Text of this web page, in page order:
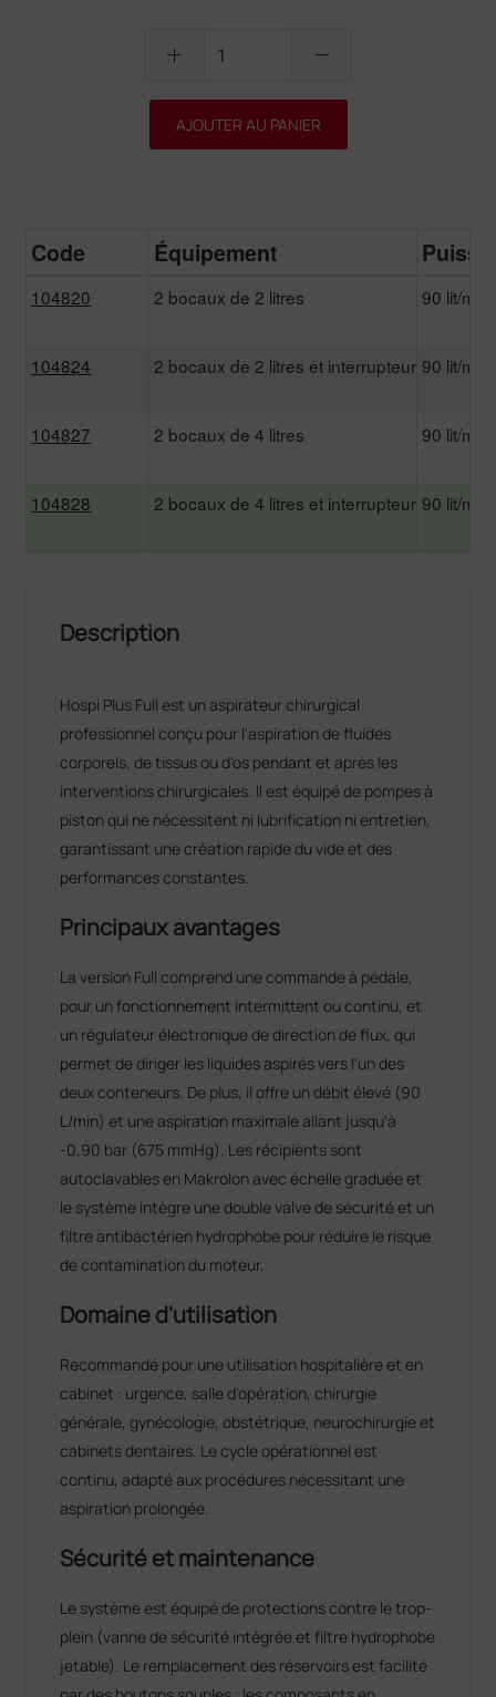
add remove
AJOUTER AU PANIER
Code Équipement
104820 2 bocaux de 2 litres 90 lit/min
104824 2 bocaux de 2 litres et interrupteur 90 lit/min
104827 2 bocaux de 4 litres 90 lit/min
104828 2 bocaux de 4 litres et interrupteur 90 lit/min
Description
Hospi Plus Full est un aspirateur chirurgical
professionnel conçu pour l'aspiration de fluides
corporels, de tissus ou d'os pendant et après les
interventions chirurgicales. Il est équipé de pompes à
piston qui ne nécessitent ni lubrification ni entretien,
garantissant une création rapide du vide et des
performances constantes.
Principaux avantages
La version Full comprend une commande à pédale,
pour un fonctionnement intermittent ou continu, et
un régulateur électronique de direction de flux, qui
permet de diriger les liquides aspirés vers l'un des
deux conteneurs. De plus, il offre un débit élevé (90
L/min) et une aspiration maximale allant jusqu'à
-0,90 bar (675 mmHg). Les récipients sont
autoclavables en Makrolon avec échelle graduée et
le système intègre une double valve de sécurité et un
filtre antibactérien hydrophobe pour réduire le risque
de contamination du moteur.
Domaine d'utilisation
Recommandé pour une utilisation hospitalière et en
cabinet : urgence, salle d'opération, chirurgie
générale, gynécologie, obstétrique, neurochirurgie et
cabinets dentaires. Le cycle opérationnel est
continu, adapté aux procédures nécessitant une
aspiration prolongée.
Sécurité et maintenance
Le système est équipé de protections contre le trop-
plein (vanne de sécurité intégrée et filtre hydrophobe
jetable). Le remplacement des réservoirs est facilité